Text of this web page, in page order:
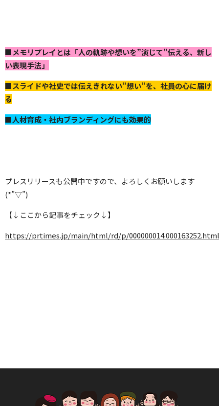
■メモリプレイとは「人の軌跡や想いを”演じて”伝える、新し
い表現手法」
■スライドや社史では伝えきれない”想い”を、社員の心に届け
る
■人材育成・社内ブランディングにも効果的
プレスリリースも公開中ですので、よろしくお願いします
(*”▽”)
【↓ここから記事をチェック↓】
https://prtimes.jp/main/html/rd/p/000000014.000163252.html